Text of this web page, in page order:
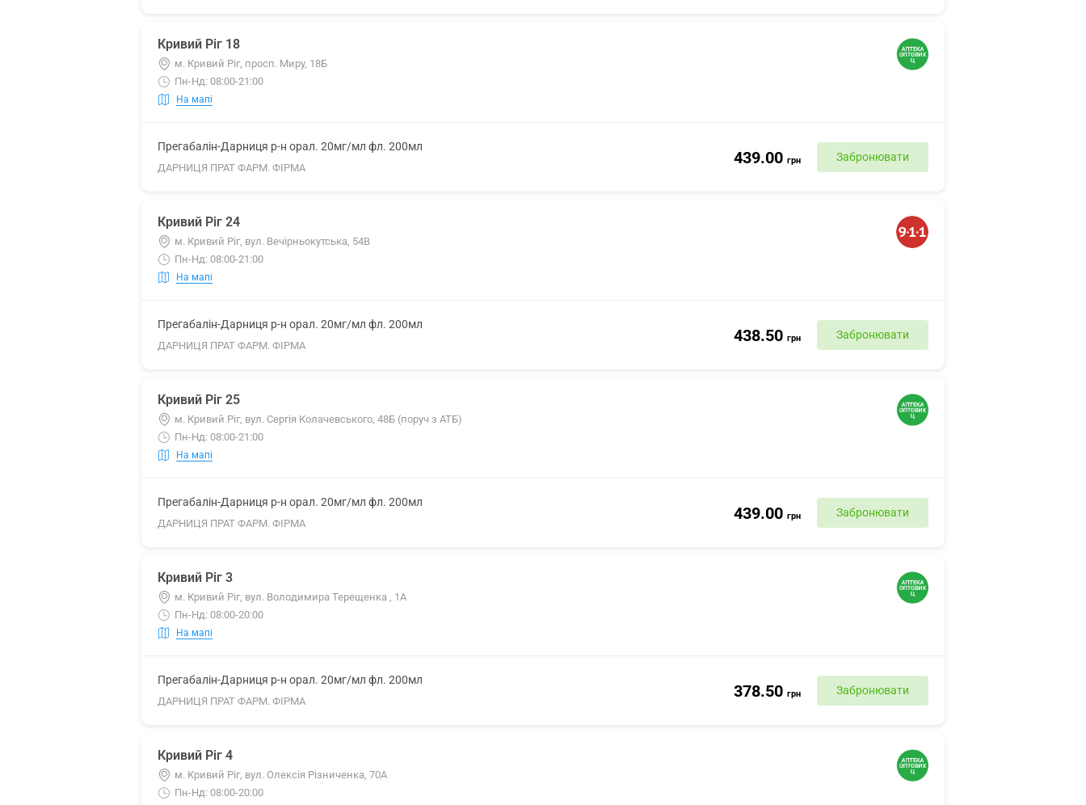
Кривий Ріг 18
м. Кривий Ріг, просп. Миру, 18Б
Пн-Нд: 08:00-21:00
На мапі
Прегабалін-Дарниця р-н орал. 20мг/мл фл. 200мл
ДАРНИЦЯ ПРАТ ФАРМ. ФІРМА
439.00 грн Забронювати
Кривий Ріг 24
м. Кривий Ріг, вул. Вечірньокутська, 54В
Пн-Нд: 08:00-21:00
На мапі
Прегабалін-Дарниця р-н орал. 20мг/мл фл. 200мл
ДАРНИЦЯ ПРАТ ФАРМ. ФІРМА
438.50 грн Забронювати
Кривий Ріг 25
м. Кривий Ріг, вул. Сергія Колачевського, 48Б (поруч з АТБ)
Пн-Нд: 08:00-21:00
На мапі
Прегабалін-Дарниця р-н орал. 20мг/мл фл. 200мл
ДАРНИЦЯ ПРАТ ФАРМ. ФІРМА
439.00 грн Забронювати
Кривий Ріг 3
м. Кривий Ріг, вул. Володимира Терещенка , 1А
Пн-Нд: 08:00-20:00
На мапі
Прегабалін-Дарниця р-н орал. 20мг/мл фл. 200мл
ДАРНИЦЯ ПРАТ ФАРМ. ФІРМА
378.50 грн Забронювати
Кривий Ріг 4
м. Кривий Ріг, вул. Олексія Різниченка, 70А
Пн-Нд: 08:00-20:00